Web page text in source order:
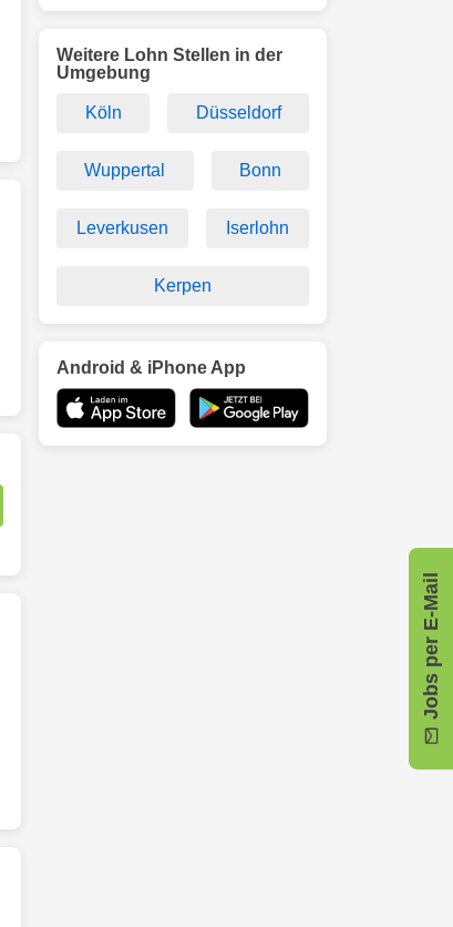
Jobs per E-Mail
Weitere Lohn Stellen in der
Umgebung
Köln Düsseldorf
Wuppertal Bonn
Leverkusen Iserlohn
Kerpen
Android & iPhone App